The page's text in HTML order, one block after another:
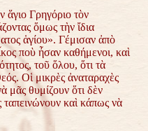
ἅγιο Γρηγόριο τὸν
ὅμως τὴν ἴδια
ἁγίου». Γέμισαν ἀπὸ
ποὺ ἦσαν καθήμενοι, καὶ
τοῦ ὅλου, ὅτι τὰ
Οἱ μικρὲς ἀναταραχὲς
μᾶς θυμίζουν ὅτι δὲν
ταπεινώνουν καὶ κάπως νὰ